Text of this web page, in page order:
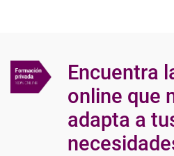
Encuentra
online que
adapta a